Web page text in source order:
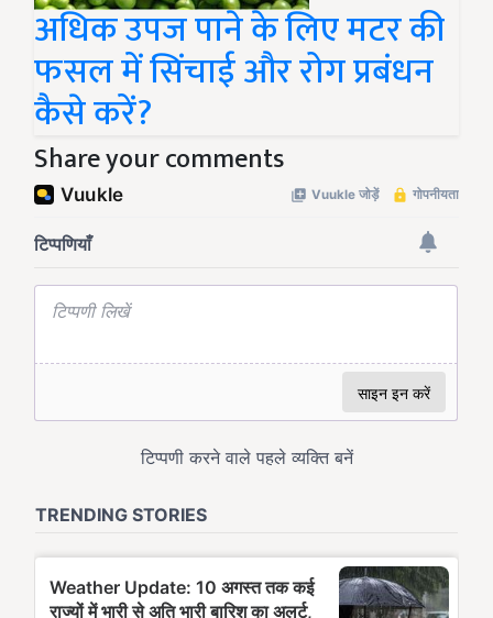
अधिक उपज पाने के लिए मटर की
फसल में सिंचाई और रोग प्रबंधन
कैसे करें?
Share your comments